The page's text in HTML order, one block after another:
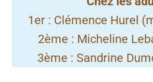
1er : Clémence Hurel
2ème : Micheline
3ème : Sandrine